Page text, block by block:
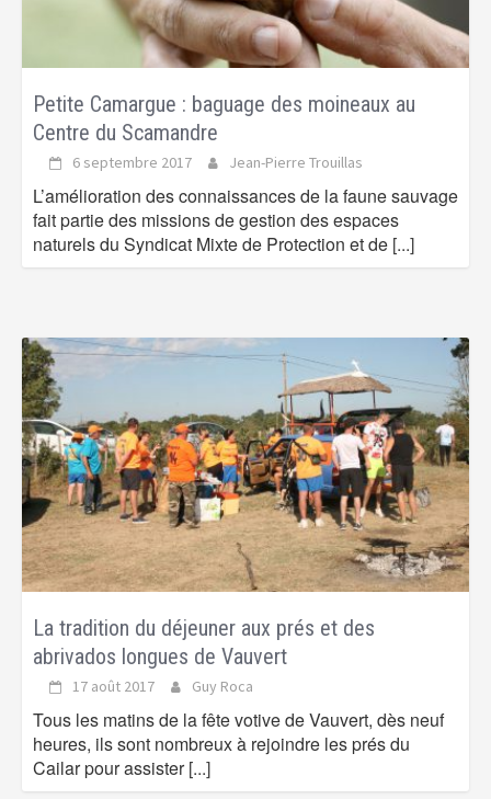
Petite Camargue : baguage des moineaux au
Centre du Scamandre
6 septembre 2017 Jean-Pierre Trouillas
L’amélioration des connaissances de la faune sauvage
fait partie des missions de gestion des espaces
naturels du Syndicat Mixte de Protection et de [...]
La tradition du déjeuner aux prés et des
abrivados longues de Vauvert
17 août 2017 Guy Roca
Tous les matins de la fête votive de Vauvert, dès neuf
heures, ils sont nombreux à rejoindre les prés du
Cailar pour assister[...]